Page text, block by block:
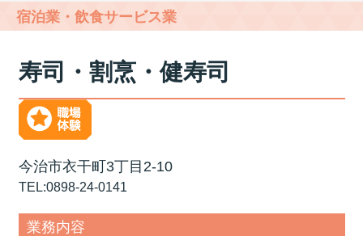
宿泊業・飲食サービス業
寿司・割烹・健寿司
今治市衣干町3丁目2-10
TEL:0898-24-0141
業務内容